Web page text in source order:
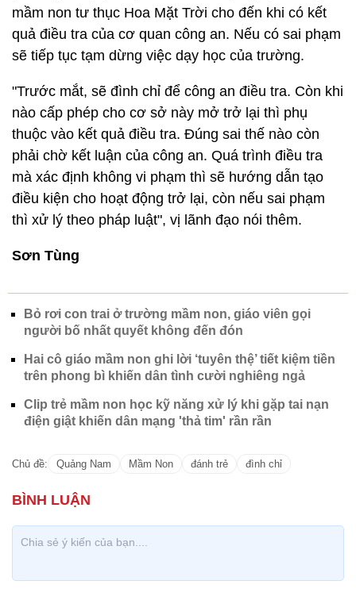
mầm non tư thục Hoa Mặt Trời cho đến khi có kết
quả điều tra của cơ quan công an. Nếu có sai phạm
sẽ tiếp tục tạm dừng việc dạy học của trường.
"Trước mắt, sẽ đình chỉ để công an điều tra. Còn khi
nào cấp phép cho cơ sở này mở trở lại thì phụ
thuộc vào kết quả điều tra. Đúng sai thế nào còn
phải chờ kết luận của công an. Quá trình điều tra
mà xác định không vi phạm thì sẽ hướng dẫn tạo
điều kiện cho hoạt động trở lại, còn nếu sai phạm
thì xử lý theo pháp luật", vị lãnh đạo nói thêm.
Sơn Tùng
Bỏ rơi con trai ở trường mầm non, giáo viên gọi
người bố nhất quyết không đến đón
Hai cô giáo mầm non ghi lời ‘tuyên thệ’ tiết kiệm tiền
trên phong bì khiến dân tình cười nghiêng ngả
Clip trẻ mầm non học kỹ năng xử lý khi gặp tai nạn
điện giật khiến dân mạng 'thả tim' rần rần
Chủ đề: Quảng Nam Mầm Non đánh trẻ đình chỉ